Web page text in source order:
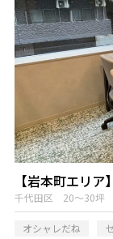
【岩本町エリ
千代田区 20～30坪
オシャレだね